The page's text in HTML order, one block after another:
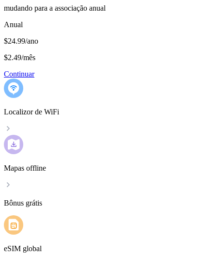
mudando para a associação anual
Anual
$24.99/ano
$2.49/mês
Continuar
Localizor de WiFi
Mapas offline
Bônus grátis
eSIM global